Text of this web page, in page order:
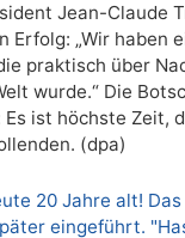
Jean-Claude
Erfolg: „Wir haben
praktisch über
wurde.“ Die
ist höchste Zeit,
(dpa)
20 Jahre alt! Das
eingeführt.